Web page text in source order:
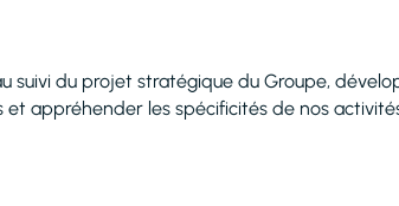
suivi du projet stratégique du Groupe,
appréhender les spécificités de nos